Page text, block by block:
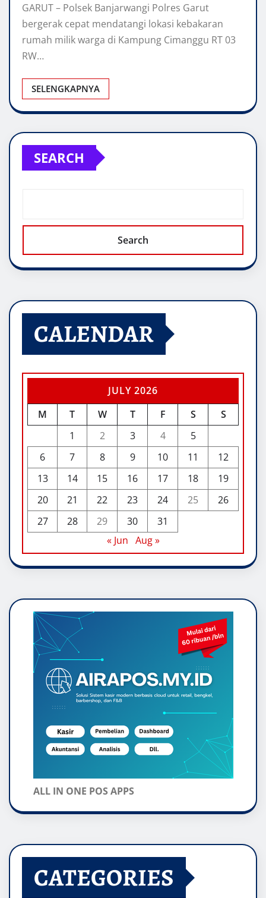
GARUT – Polsek Banjarwangi Polres Garut
bergerak cepat mendatangi lokasi kebakaran
rumah milik warga di Kampung Cimanggu RT 03
RW…
SELENGKAPNYA
SEARCH
Search
CALENDAR
JULY 2026
M
T W T F S
S
1
2 3 4
5
6
7 8 9 10 11
12
13
14 15 16 17 18
19
20
21 22 23 24 25
26
27
28 29 30
31
« Jun Aug »
ALL IN ONE POS APPS
CATEGORIES